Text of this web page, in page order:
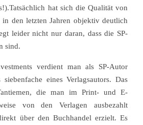
hat sich die Qualität von
in den letzten Jahren objektiv deutlich
leider nicht nur daran, dass die SP-
sind.
verdient man als SP-Autor
eines Verlagsautors. Das
die man im Print- und E-
von den Verlagen ausbezahlt
über den Buchhandel erzielt. Es